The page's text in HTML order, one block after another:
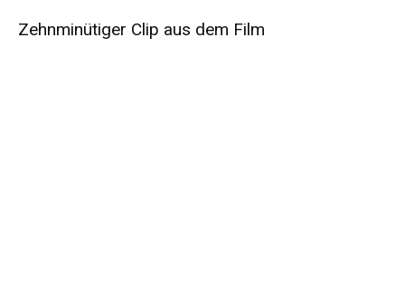
Zehnminütiger Clip aus dem Film